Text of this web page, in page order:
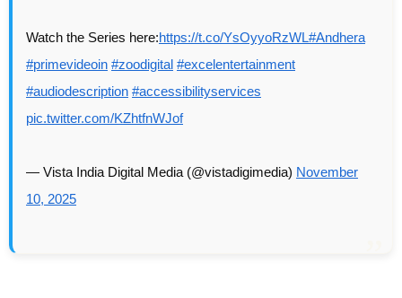
Watch the Series here:https://t.co/YsOyyoRzWL#Andhera
#primevideoin #zoodigital #excelentertainment
#audiodescription #accessibilityservices
pic.twitter.com/KZhtfnWJof
— Vista India Digital Media (@vistadigimedia) November
10, 2025